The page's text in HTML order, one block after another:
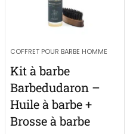
COFFRET POUR BARBE HOMME
Kit à barbe
Barbedudaron –
Huile à barbe +
Brosse à barbe